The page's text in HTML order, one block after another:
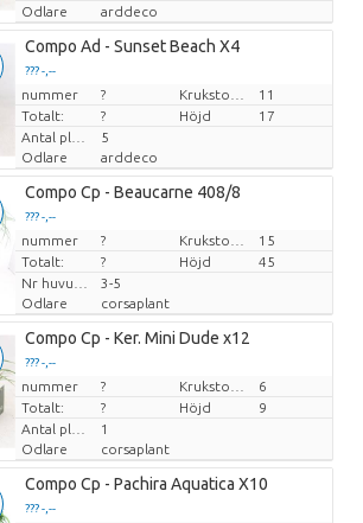
Odlare
arddeco
Compo Ad - Sunset Beach X4
??? -,--
Pris per enhet
nummer ?
11
Totalt:
? Höjd
17
5
Odlare
arddeco
Compo Cp - Beaucarne 408/8
??? -,--
Pris per enhet
nummer ?
15
Totalt:
? Höjd
45
3-5
Odlare
corsaplant
Compo Cp - Ker. Mini Dude x12
??? -,--
Pris per enhet
nummer ?
6
Totalt:
? Höjd
9
1
Odlare
corsaplant
Compo Cp - Pachira Aquatica X10
??? -,--